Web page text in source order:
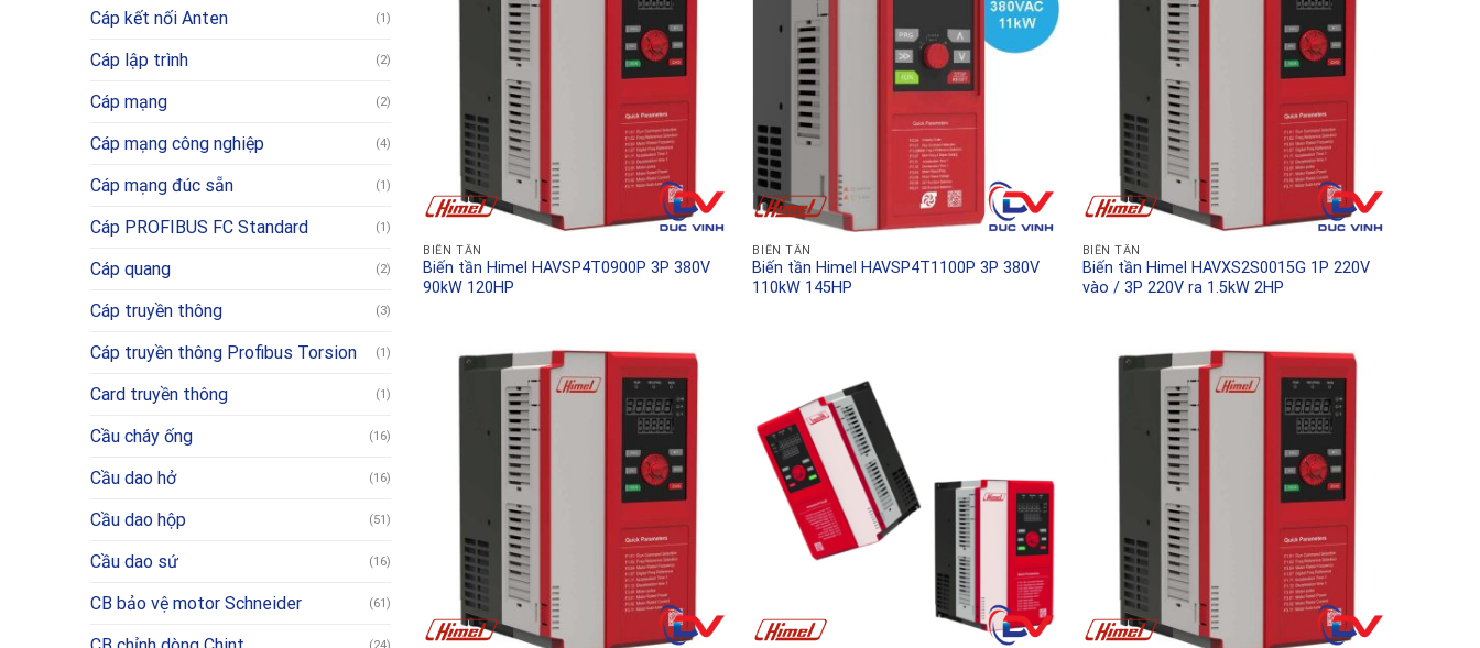
Cáp kết nối Anten (1)
Cáp lập trình (2)
Cáp mạng (2)
Cáp mạng công nghiệp (4)
Cáp mạng đúc sẵn (1)
Cáp PROFIBUS FC Standard (1)
Cáp quang (2)
Cáp truyền thông (3)
Cáp truyền thông Profibus Torsion (1)
Card truyền thông (1)
Cầu cháy ống (16)
Cầu dao hở (16)
Cầu dao hộp (51)
Cầu dao sứ (16)
CB bảo vệ motor Schneider (61)
BIẾN TẦN
Biến tần Himel HAVSP4T0900P 3P 380V
90kW 120HP
BIẾN TẦN
Biến tần Himel HAVSP4T1100P 3P 380V
110kW 145HP
BIẾN TẦN
Biến tần Himel HAVXS2S0015G 1P 220V
vào / 3P 220V ra 1.5kW 2HP